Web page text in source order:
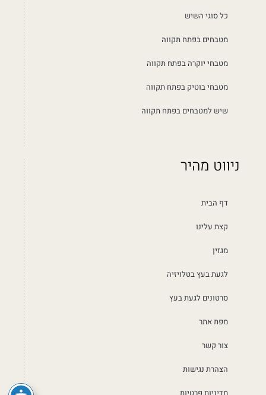
כל סוגי השיש
מטבחים בפתח תקווה
מטבחי יוקרה בפתח תקווה
מטבחי בוטיק בפתח תקווה
שיש למטבחים בפתח תקווה
ניווט מהיר
דף הבית
קצת עלינו
מגזין
לגעת בעץ בטלויזיה
סרטונים לגעת בעץ
מפת אתר
צור קשר
הצהרת נגישות